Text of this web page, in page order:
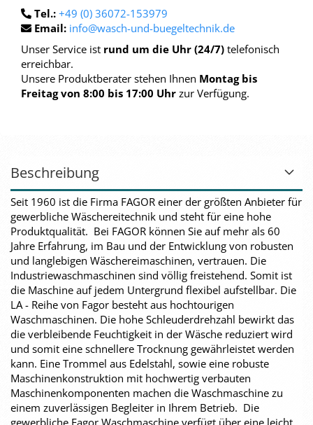
Tel.: +49 (0) 36072-153979
Email: info@wasch-und-buegeltechnik.de
Unser Service ist rund um die Uhr (24/7) telefonisch
erreichbar.
Unsere Produktberater stehen Ihnen Montag bis
Freitag von 8:00 bis 17:00 Uhr zur Verfügung.
Beschreibung
Seit 1960 ist die Firma FAGOR einer der größten Anbieter für
gewerbliche Wäschereitechnik und steht für eine hohe
Produktqualität. Bei FAGOR können Sie auf mehr als 60
Jahre Erfahrung, im Bau und der Entwicklung von robusten
und langlebigen Wäschereimaschinen, vertrauen. Die
Industriewaschmaschinen sind völlig freistehend. Somit ist
die Maschine auf jedem Untergrund flexibel aufstellbar. Die
LA - Reihe von Fagor besteht aus hochtourigen
Waschmaschinen. Die hohe Schleuderdrehzahl bewirkt das
die verbleibende Feuchtigkeit in der Wäsche reduziert wird
und somit eine schnellere Trocknung gewährleistet werden
kann. Eine Trommel aus Edelstahl, sowie eine robuste
Maschinenkonstruktion mit hochwertig verbauten
Maschinenkomponenten machen die Waschmaschine zu
einem zuverlässigen Begleiter in Ihrem Betrieb. Die
gewerbliche Fagor Waschmaschine verfügt über eine leicht